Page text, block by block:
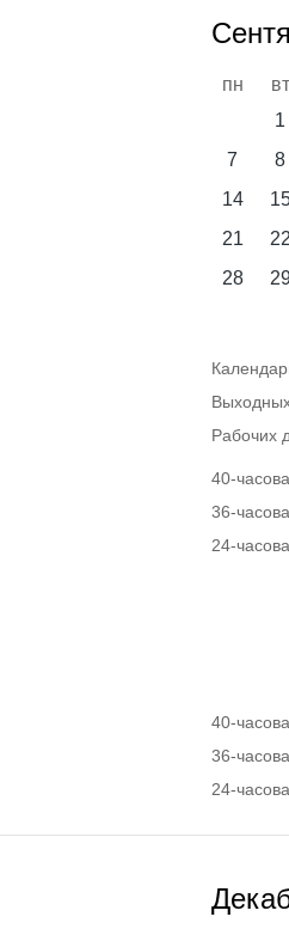
пн вт
1
7
8
14
21
22
28
Рабочих
40-
36-
24-
40-
36-
24-